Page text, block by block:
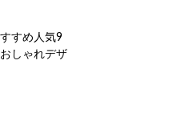
すめ人気9
しゃれデザ